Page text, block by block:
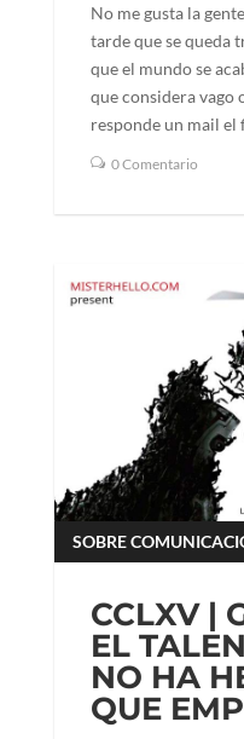
No me gusta la
tarde que se queda
que el mundo se
que considera vago
responde un mail el
0 Comentario
CCLXV |
EL
NO HA
QUE
SOBRE